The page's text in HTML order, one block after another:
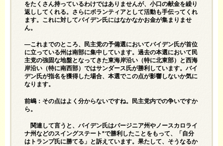
をたくさん持っているわけではありませんが、小口の献金を繰り
返ししてくれる。さらにボランティアとして活動も手伝ってくれ
ます。これに対してバイデン氏にはなかなかお金が集まりませ
ん。
—これまでのところ、民主党の予備選においてバイデン氏が首位
に立っている州は南部に集中しています。過去の本選において民
主党の強固な地盤となってきた東海岸沿い（特に北東部）と西海
岸沿い（特に南西部）ではサンダース氏が勝利しています。バイ
デン氏が指名を獲得した場合、本選でこの点が影響しないか気に
なります。
前嶋：その点はよく分からないですね。民主党内での争いですか
ら。
関連して言うと、バイデン氏はバージニア州やノースカロライ
ナ州などのスイングステート*で勝利したことをもって、「自分
はトランプ氏に勝てる」と訴えています。果たして、そうなるか